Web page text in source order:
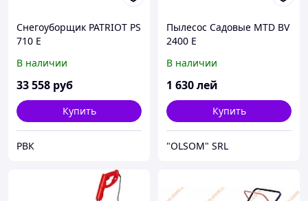
Снегоуборщик PATRIOT PS
710 E
В наличии
33 558 руб
Купить
РВК
Пылесос Садовые MTD BV
2400 E
В наличии
1 630лей
Купить
"OLSOM" SRL